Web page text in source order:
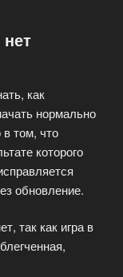
как
нормально
в том, что
которого
обновление.
так как игра в